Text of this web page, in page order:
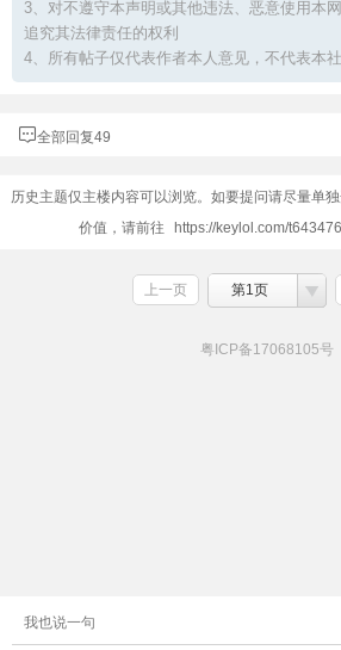
3、对不遵守本声明或其他违法、恶意使用本
追究其法律责任的权利
4、所有帖子仅代表作者本人意见，不代表本
全部回复49
历史主题仅主楼内容可以浏览。如要提问请尽量单
价值，请前往
https://keylol.com/
上一页 第1页
粤ICP备17068105号